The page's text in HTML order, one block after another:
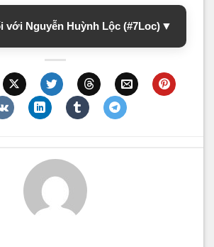
với Nguyễn Huỳnh Lộc (#7Loc) ▼